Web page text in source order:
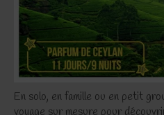
En solo, en famille ou en petit
voyage sur mesure pour